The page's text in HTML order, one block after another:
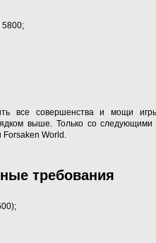
5800;
все совершенства и мощи
выше. Только со
Forsaken World.
требования